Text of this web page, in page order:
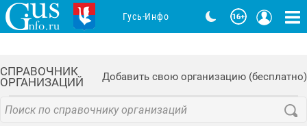
СПРАВОЧНИК
ОРГАНИЗАЦИЙ
Добавить свою организацию (бесплатно)
Гусь-Инфо